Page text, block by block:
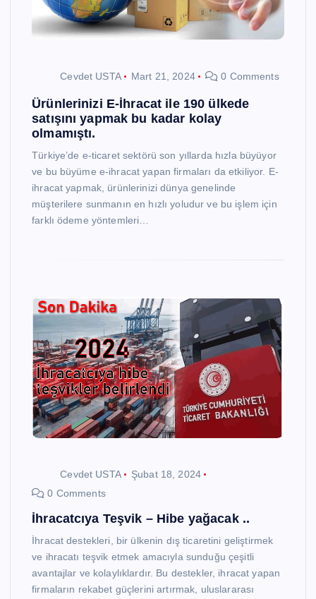
Cevdet USTA Mart 21, 2024 0 Comments
Ürünlerinizi E-İhracat ile 190 ülkede
satışını yapmak bu kadar kolay
olmamıştı.
Türkiye’de e-ticaret sektörü son yıllarda hızla büyüyor
ve bu büyüme e-ihracat yapan firmaları da etkiliyor. E-
ihracat yapmak, ürünlerinizi dünya genelinde
müşterilere sunmanın en hızlı yoludur ve bu işlem için
farklı ödeme yöntemleri…
Cevdet USTA
Şubat 18, 2024
0 Comments
İhracatcıya Teşvik – Hibe yağacak ..
İhracat destekleri, bir ülkenin dış ticaretini geliştirmek
ve ihracatı teşvik etmek amacıyla sunduğu çeşitli
avantajlar ve kolaylıklardır. Bu destekler, ihracat yapan
firmaların rekabet güçlerini artırmak, uluslararası